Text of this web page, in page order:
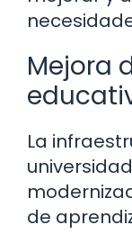
Mejora
La
de